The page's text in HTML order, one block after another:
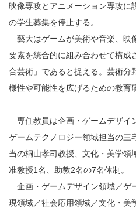
映像専攻とアニメーション専攻に
の学生募集を停止する。
藝大はゲームが美術や音楽、映
要素を統合的に組み合わせて構成
合芸術」であると捉える。芸術分
様性や可能性を広げるための教育
専任教員は企画・ゲームデザイ
ゲームテクノロジー領域担当の三
当の桐山孝司教授、文化・美学領
准教授1名、助教2名の7名体制。
企画・ゲームデザイン領域／ゲ
現領域／社会応用領域／文化・美